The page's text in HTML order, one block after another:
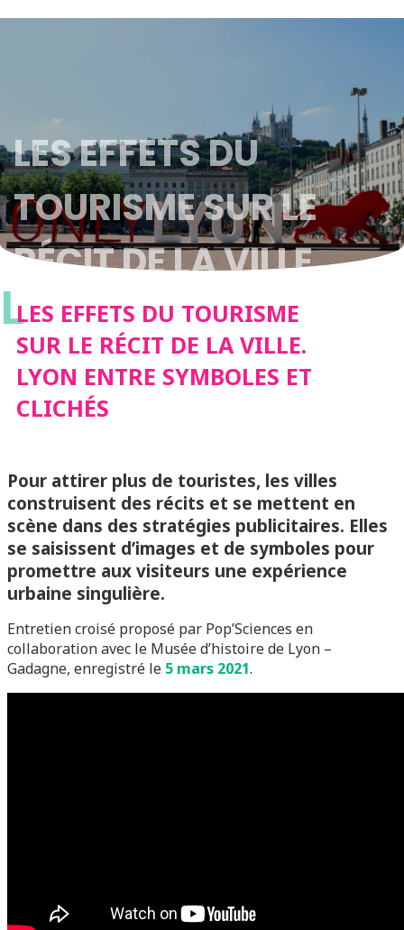
LES EFFETS DU
TOURISME SUR LE
RÉCIT DE LA VILLE.
LYON ENTRE
SYMBOLES ET
CLICHÉS
LLES EFFETS DU TOURISME
SUR LE RÉCIT DE LA VILLE.
LYON ENTRE SYMBOLES ET
CLICHÉS
Pour attirer plus de touristes, les villes
construisent des récits et se mettent en
scène dans des stratégies publicitaires. Elles
se saisissent d’images et de symboles pour
promettre aux visiteurs une expérience
urbaine singulière.
Entretien croisé proposé par Pop’Sciences en
collaboration avec le Musée d’histoire de Lyon –
Gadagne, enregistré le 5 mars 2021.